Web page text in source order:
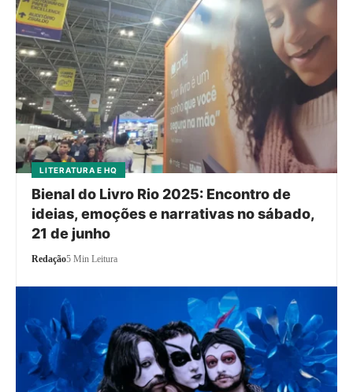
LITERATURA E HQ
Bienal do Livro Rio 2025: Encontro de
ideias, emoções e narrativas no sábado,
21 de junho
Redação5 Min Leitura